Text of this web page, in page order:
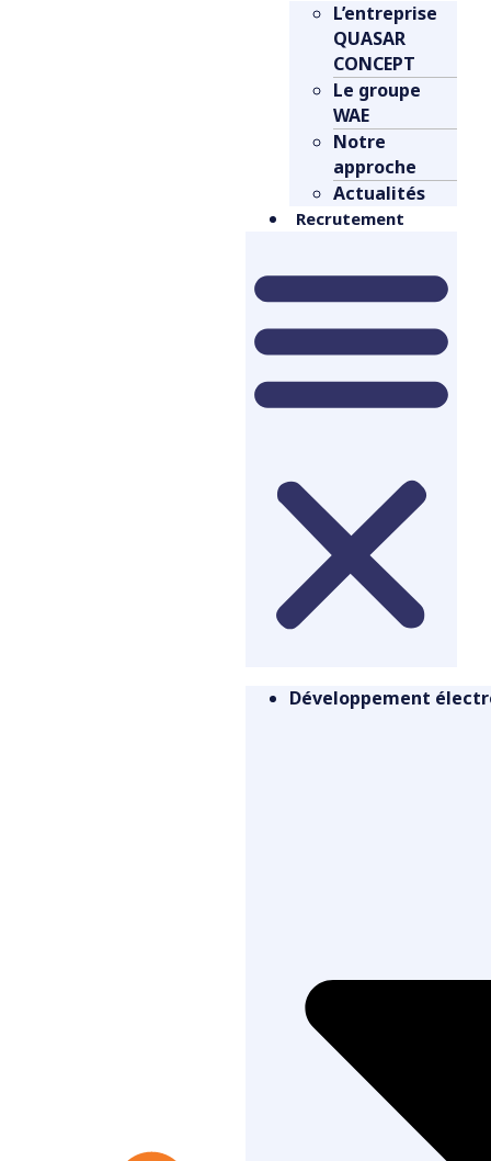
L’entreprise
QUASAR
CONCEPT
Le groupe
WAE
Notre
approche
Actualités
Recrutement
Développement